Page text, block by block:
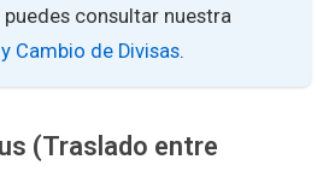
consultar nuestra
Cambio de Divisas.
(Traslado entre